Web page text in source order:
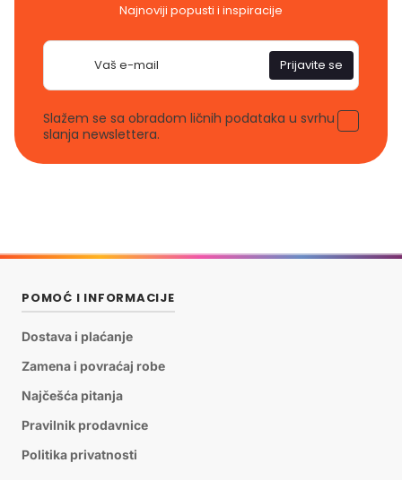
Najnoviji popusti i inspiracije
Prijavite se
Slažem se sa obradom ličnih podataka u svrhu
slanja newslettera.
POMOĆ I INFORMACIJE
Dostava i plaćanje
Zamena i povraćaj robe
Najčešća pitanja
Pravilnik prodavnice
Politika privatnosti